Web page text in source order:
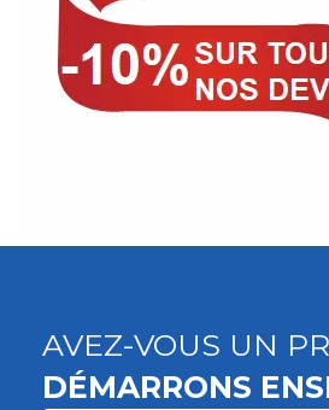
AVEZ-VOUS UN
DÉMARRONS